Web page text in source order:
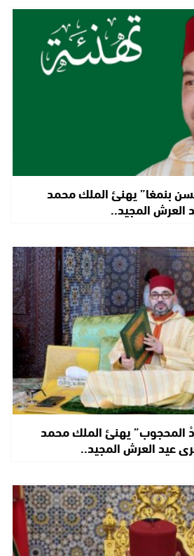
بنمغا” يهنئ الملك محمد
العرش المجيد..
المحجوب” يهنئ الملك محمد
عيد العرش المجيد..